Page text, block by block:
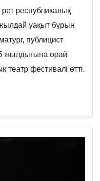
республикалық
уақыт бұрын
публицист
жылдығына орай
театр фестивалі өтті.